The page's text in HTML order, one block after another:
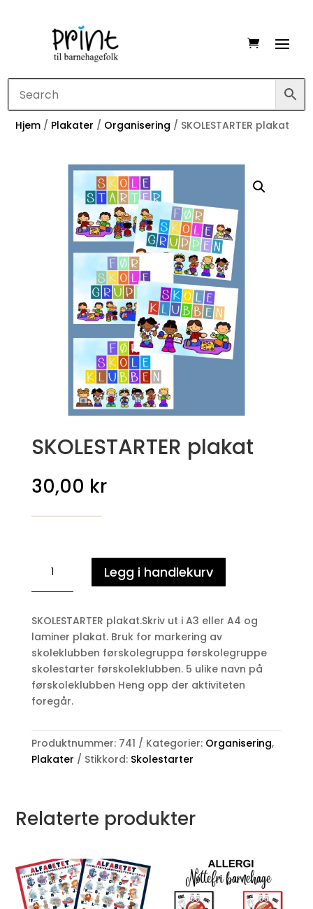
Hjem / Plakater / Organisering / SKOLESTARTER plakat
SKOLESTARTER plakat
30,00 kr
SKOLESTARTER
plakat
antall
Legg i handlekurv
SKOLESTARTER plakat.Skriv ut i A3 eller A4 og
laminer plakat. Bruk for markering av
skoleklubben førskolegruppa førskolegruppe
skolestarter førskoleklubben. 5 ulike navn på
førskoleklubben Heng opp der aktiviteten
foregår.
Produktnummer: 741 Kategorier: Organisering,
Plakater
Stikkord: Skolestarter
Relaterte produkter